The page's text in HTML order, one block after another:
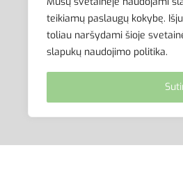
teikiamų paslaugų kokybę.
toliau naršydami šioje
slapukų naudojimo politika.
vyrams, moterims bei